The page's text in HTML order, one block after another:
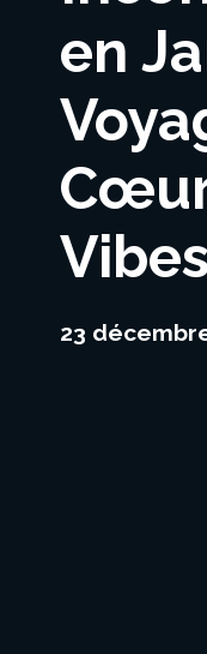
en
Vibes
23